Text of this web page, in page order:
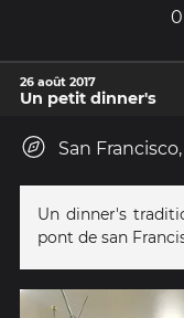
0
26 août 2017
Un petit dinner's
San
Un dinner's
pont de san